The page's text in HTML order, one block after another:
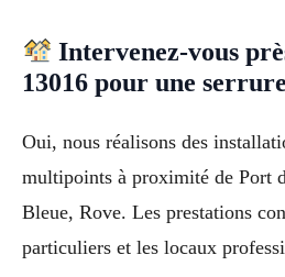
Intervenez-vous
13016 pour une
Oui, nous réalisons des
multipoints à proximité de Port
Bleue, Rove. Les prestations
particuliers et les locaux